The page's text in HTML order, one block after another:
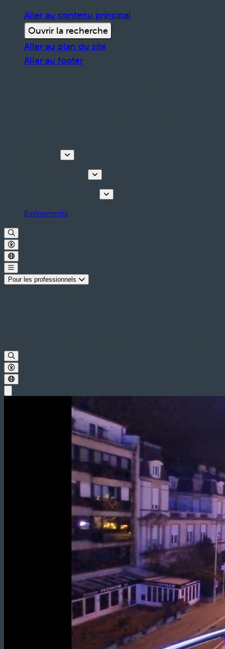
Aller au contenu principal
Ouvrir la recherche
Aller au plan du site
Aller au footer
Événements
Pour les professionnels